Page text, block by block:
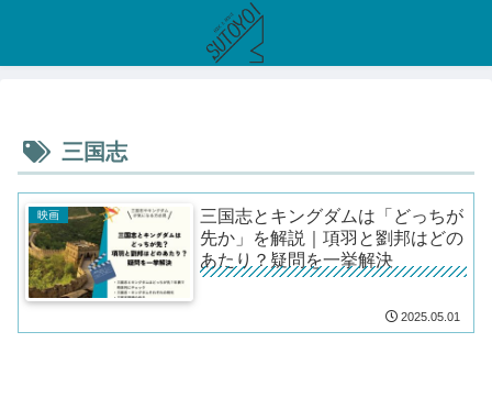
三国志
映画
三国志とキングダムは「どっちが
先か」を解説｜項羽と劉邦はどの
あたり？疑問を一挙解決
2025.05.01